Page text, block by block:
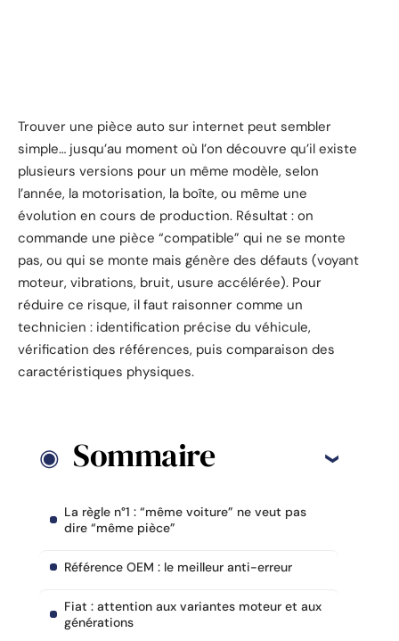
Trouver une pièce auto sur internet peut sembler
simple… jusqu’au moment où l’on découvre qu’il existe
plusieurs versions pour un même modèle, selon
l’année, la motorisation, la boîte, ou même une
évolution en cours de production. Résultat : on
commande une pièce “compatible” qui ne se monte
pas, ou qui se monte mais génère des défauts (voyant
moteur, vibrations, bruit, usure accélérée). Pour
réduire ce risque, il faut raisonner comme un
technicien : identification précise du véhicule,
vérification des références, puis comparaison des
caractéristiques physiques.
Sommaire
La règle n°1 : “même voiture” ne veut pas
dire “même pièce”
Référence OEM : le meilleur anti-erreur
Fiat : attention aux variantes moteur et aux
générations